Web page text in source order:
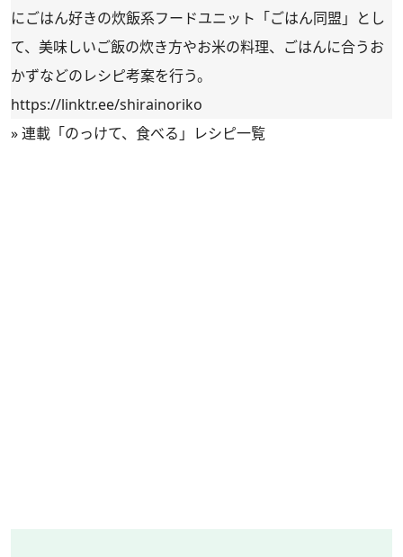
にごはん好きの炊飯系フードユニット「ごはん同盟」とし
て、美味しいご飯の炊き方やお米の料理、ごはんに合うお
かずなどのレシピ考案を行う。
https://linktr.ee/shirainoriko
»連載「のっけて、食べる」レシピ一覧